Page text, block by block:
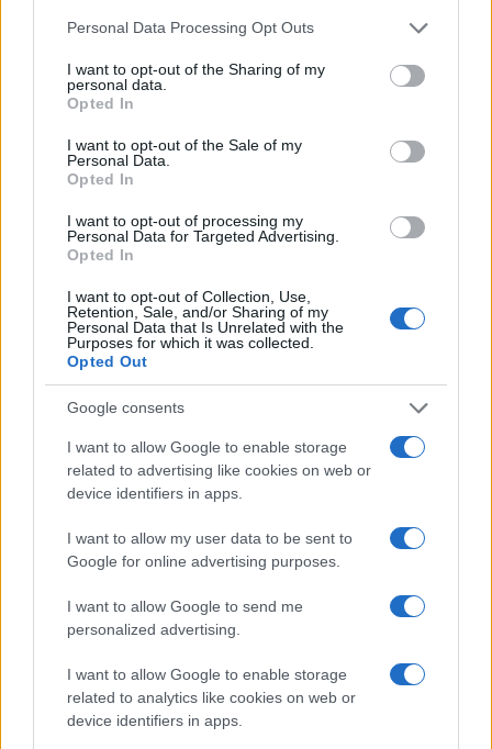
Please note that this website/app uses one or more Google
not limited to your visit or usage behaviour. You may click to
grant or deny consent to Google and its third-party tags to
use your data for below specified purposes in below Google
consent section.
Personal Data Processing Opt Outs
I want to opt-out of the Sharing of my
personal data.
Opted In
I want to opt-out of the Sale of my
Personal Data.
Opted In
I want to opt-out of processing my
Personal Data for Targeted Advertising.
Opted In
I want to opt-out of Collection, Use,
Retention, Sale, and/or Sharing of my
Personal Data that Is Unrelated with the
Purposes for which it was collected.
Opted Out
Google consents
I want to allow Google to enable storage
related to advertising like cookies on web or
device identifiers in apps.
I want to allow my user data to be sent to
Google for online advertising purposes.
I want to allow Google to send me
personalized advertising.
I want to allow Google to enable storage
related to analytics like cookies on web or
device identifiers in apps.
Continua a leggere
PEOPLE NEWS
Tai chi a impatto dolce per rafforzare core e postura
PEOPLE NEWS